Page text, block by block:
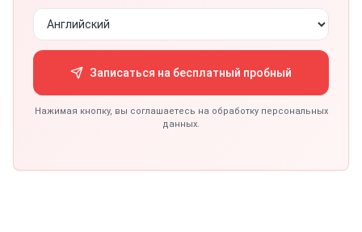
Записаться на бесплатный пробный
Нажимая кнопку, вы соглашаетесь на обработку персональных
данных.